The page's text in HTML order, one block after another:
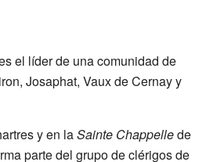
el líder de una comunidad de
Josaphat, Vaux de Cernay y
y en laSainte Chappellede
parte del grupo de clérigos de